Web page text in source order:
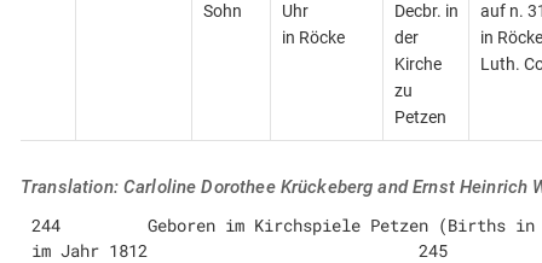
Sohn
Uhr
in Röcke
Decbr. in
der
Kirche
zu
Petzen
auf n.
in
Luth.
Translation: Carloline Dorothee Krückeberg and Ernst Heinrich
244         Geboren im Kirchspiele Petzen (Births in
im Jahr 1812                            245